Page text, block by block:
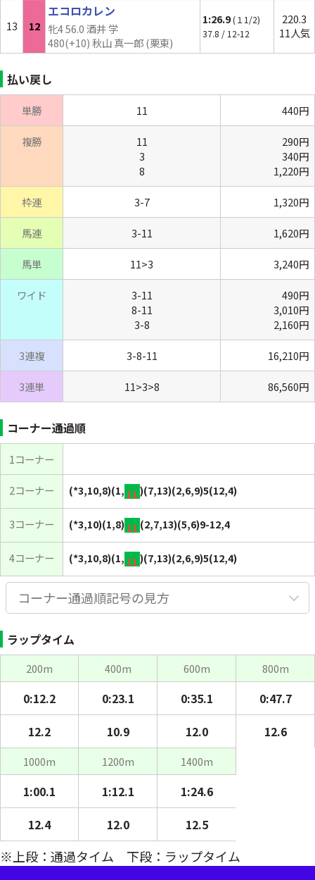
13 12
エコロカレン
牝4 56.0 酒井 学
480(+10) 秋山 真一郎 (栗東)
1:26.9(１1/2)
37.8 / 12-12
220.3
11人気
払い戻し
単勝 11 440円
複勝
11
3
8
290円
340円
1,220円
枠連 3-7 1,320円
馬連 3-11 1,620円
馬単 11>3 3,240円
ワイド
3-11
8-11
3-8
490円
3,010円
2,160円
3連複 3-8-11 16,210円
3連単 11>3>8 86,560円
コーナー通過順
1コーナー
2コーナー (*3,10,8)(1, 11 )(7,13)(2,6,9)5(12,4)
3コーナー (*3,10)(1,8)11 (2,7,13)(5,6)9-12,4
4コーナー (*3,10,8)(1, 11 )(7,13)(2,6,9)5(12,4)
コーナー通過順記号の見方
ラップタイム
200m 400m 600m 800m
0:12.2 0:23.1 0:35.1
0:47.7
12.2
10.9 12.0 12.6
1000m 1200m 1400m
1:00.1 1:12.1
1:24.6
12.4
12.0 12.5
※上段：通過タイム 下段：ラップタイム